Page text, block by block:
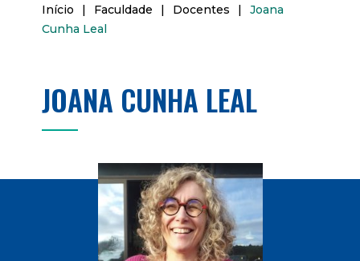
Início | Faculdade | Docentes |
Joana
Cunha Leal
JOANA CUNHA LEAL